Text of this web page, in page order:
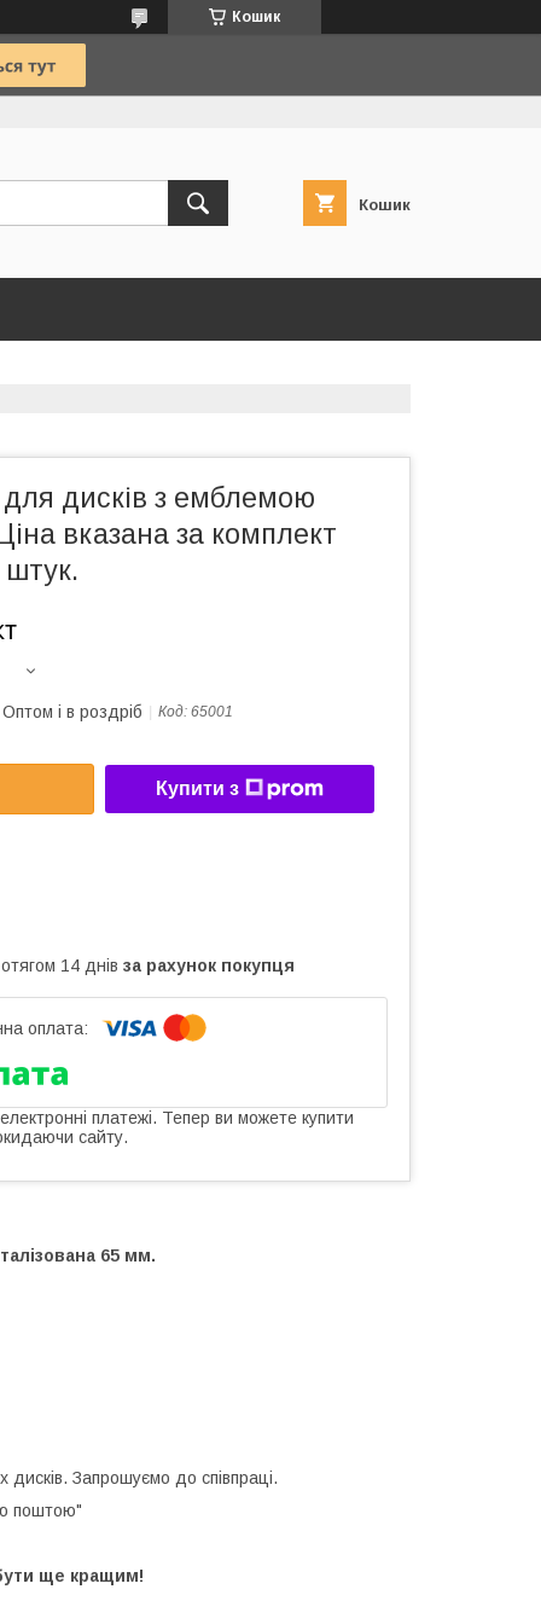
Кошик
Кошик
дисків з емблемою
вказана за комплект
штук.
Оптом і в роздріб Код: 65001
Купити з
14 днів за рахунок покупця
платежі. Тепер ви можете купити
сайту.
65 мм.
дисків. Запрошуємо до співпраці.
поштою"
ще кращим!